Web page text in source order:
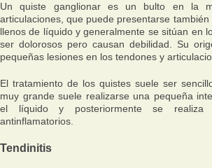
Un quiste ganglionar es un bulto en la
articulaciones, que puede presentarse
llenos de líquido y generalmente se sitúan en
ser dolorosos pero causan debilidad. Su
pequeñas lesiones en los tendones y
El tratamiento de los quistes suele ser
muy grande suele realizarse una pequeña
el líquido y posteriormente se realiza
antinflamatorios.
Tendinitis